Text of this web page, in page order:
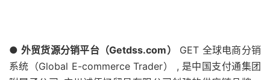
● 外贸货源分销平台（Getdss.com）
GET 全球电商分销
系统（Global E-commerce Trader） , 是中国支付通集团